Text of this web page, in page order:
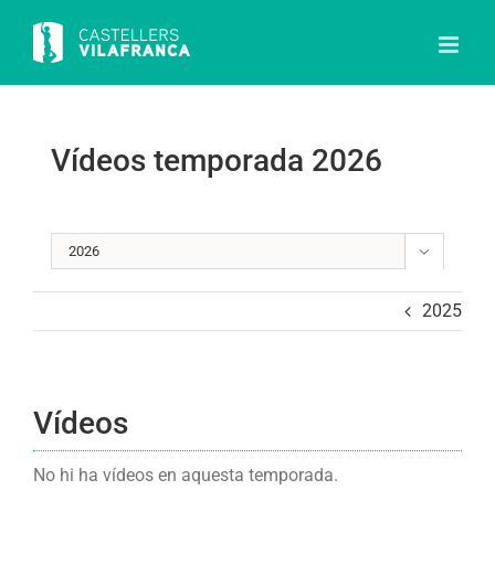
content
Vídeos temporada 2026

2025
Vídeos
No hi ha vídeos en aquesta temporada.